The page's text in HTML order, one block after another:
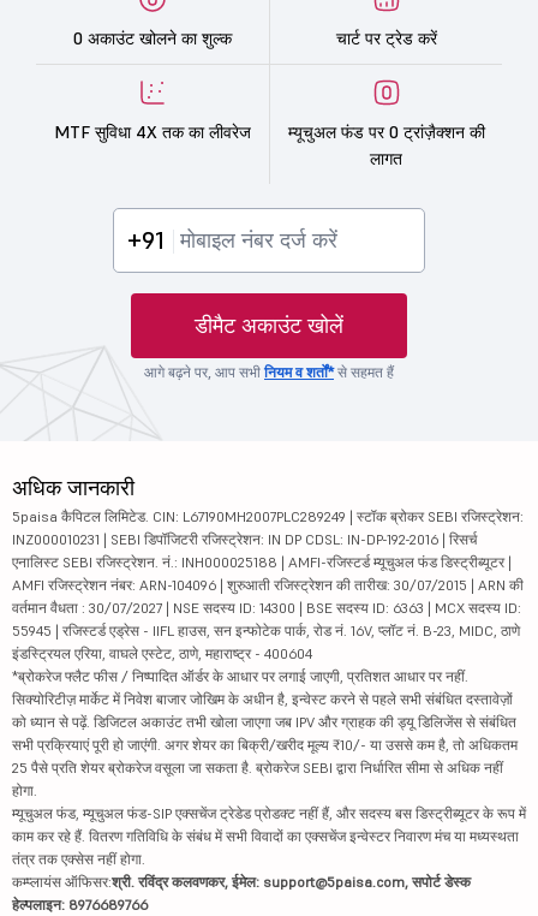
0 अकाउंट खोलने का शुल्क चार्ट पर ट्रेड करें
MTF सुविधा 4X तक का लीवरेज
म्यूचुअल फंड पर 0 ट्रांज़ैक्शन की
लागत
+91
डीमैट अकाउंट खोलें
आगे बढ़ने पर, आप सभीनियम व शर्तों*से सहमत हैं
अधिक जानकारी
5paisa कैपिटल लिमिटेड. CIN: L67190MH2007PLC289249 | स्टॉक ब्रोकर SEBI रजिस्ट्रेशन:
INZ000010231 | SEBI डिपॉजिटरी रजिस्ट्रेशन: IN DP CDSL: IN-DP-192-2016 | रिसर्च
एनालिस्ट SEBI रजिस्ट्रेशन. नं.: INH000025188 | AMFI-रजिस्टर्ड म्यूचुअल फंड डिस्ट्रीब्यूटर |
AMFI रजिस्ट्रेशन नंबर: ARN-104096 | शुरुआती रजिस्ट्रेशन की तारीख: 30/07/2015 | ARN की
वर्तमान वैधता : 30/07/2027 | NSE सदस्य ID: 14300 | BSE सदस्य ID: 6363 | MCX सदस्य ID:
55945 | रजिस्टर्ड एड्रेस - IIFL हाउस, सन इन्फोटेक पार्क, रोड नं. 16V, प्लॉट नं. B-23, MIDC, ठाणे
इंडस्ट्रियल एरिया, वाघले एस्टेट, ठाणे, महाराष्ट्र - 400604
*ब्रोकरेज फ्लैट फीस / निष्पादित ऑर्डर के आधार पर लगाई जाएगी, प्रतिशत आधार पर नहीं.
सिक्योरिटीज़ मार्केट में निवेश बाजार जोखिम के अधीन है, इन्वेस्ट करने से पहले सभी संबंधित दस्तावेज़ों
को ध्यान से पढ़ें. डिजिटल अकाउंट तभी खोला जाएगा जब IPV और ग्राहक की ड्यू डिलिजेंस से संबंधित
सभी प्रक्रियाएं पूरी हो जाएंगी. अगर शेयर का बिक्री/खरीद मूल्य ₹10/- या उससे कम है, तो अधिकतम
25 पैसे प्रति शेयर ब्रोकरेज वसूला जा सकता है. ब्रोकरेज SEBI द्वारा निर्धारित सीमा से अधिक नहीं
होगा.
म्यूचुअल फंड, म्यूचुअल फंड-SIP एक्सचेंज ट्रेडेड प्रोडक्ट नहीं हैं, और सदस्य बस डिस्ट्रीब्यूटर के रूप में
काम कर रहे हैं. वितरण गतिविधि के संबंध में सभी विवादों का एक्सचेंज इन्वेस्टर निवारण मंच या मध्यस्थता
तंत्र तक एक्सेस नहीं होगा.
कम्प्लायंस ऑफिसर:श्री. रविंद्र कलवणकर, ईमेल: support@5paisa.com, सपोर्ट डेस्क
हेल्पलाइन: 8976689766